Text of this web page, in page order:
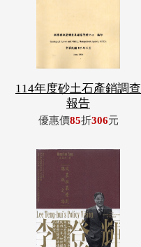
114年度砂土石產銷調查
報告
優惠價85折306元